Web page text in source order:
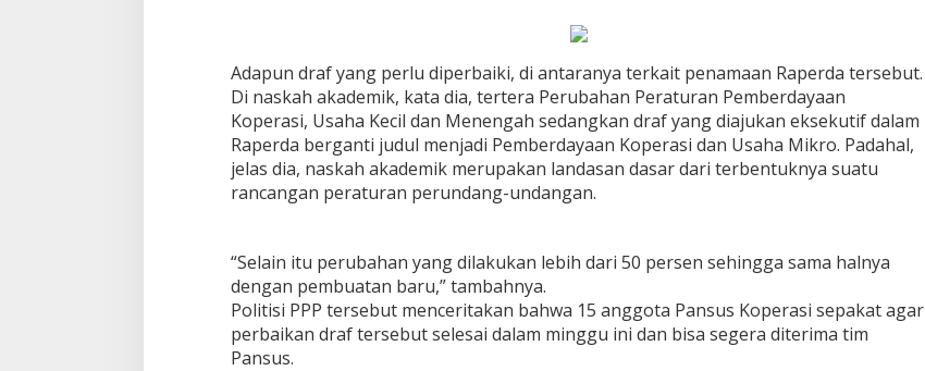
Adapun draf yang perlu diperbaiki, di antaranya terkait penamaan Raperda tersebut.
Di naskah akademik, kata dia, tertera Perubahan Peraturan Pemberdayaan
Koperasi, Usaha Kecil dan Menengah sedangkan draf yang diajukan eksekutif dalam
Raperda berganti judul menjadi Pemberdayaan Koperasi dan Usaha Mikro. Padahal,
jelas dia, naskah akademik merupakan landasan dasar dari terbentuknya suatu
rancangan peraturan perundang-undangan.
“Selain itu perubahan yang dilakukan lebih dari 50 persen sehingga sama halnya
dengan pembuatan baru,” tambahnya.
Politisi PPP tersebut menceritakan bahwa 15 anggota Pansus Koperasi sepakat agar
perbaikan draf tersebut selesai dalam minggu ini dan bisa segera diterima tim
Pansus.